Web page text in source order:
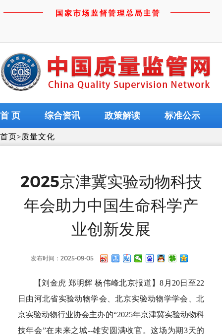
首 页 综合资讯 政策解读 标准公示
首页>质量文化
2025京津冀实验动物科技
年会助力中国生命科学产
业创新发展
发布时间：2025-09-05
【刘金虎 郑明辉 杨伟峰北京报道】8月20日至22
日由河北省实验动物学会、北京实验动物学学会、北
京实验动物行业协会主办的“2025年京津冀实验动物科
技年会”在未来之城--雄安圆满收官。这场为期3天的